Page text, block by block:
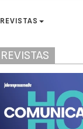
REVISTAS
REVISTAS